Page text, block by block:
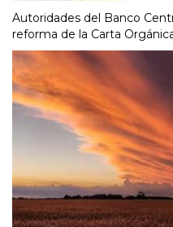
Autoridades del Banco
reforma de la Carta